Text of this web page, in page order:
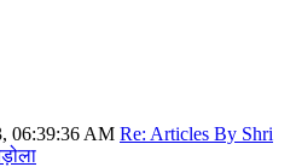
06:39:36 AM Re: Articles By Shri